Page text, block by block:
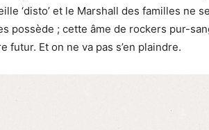
‘disto’ et le Marshall des familles ne
possède ; cette âme de rockers pur-
futur. Et on ne va pas s’en plaindre.